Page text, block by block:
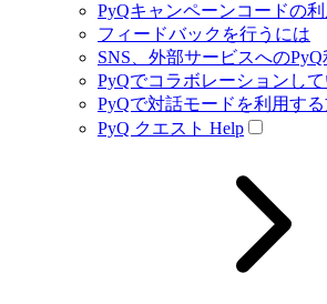
PyQキャンペーンコードの
フィードバックを行うには
SNS、外部サービスへの
PyQでコラボレーションし
PyQで対話モードを利用す
PyQ クエスト Help